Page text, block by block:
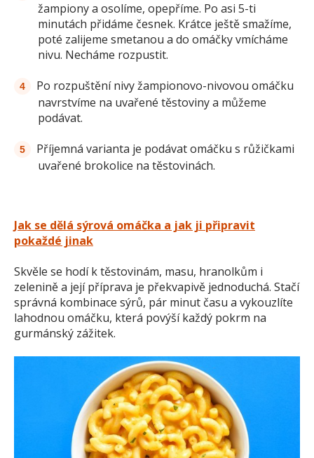
žampiony a osolíme, opepříme. Po asi 5-ti
minutách přidáme česnek. Krátce ještě smažíme,
poté zalijeme smetanou a do omáčky vmícháme
nivu. Necháme rozpustit.
Po rozpuštění nivy žampionovo-nivovou omáčku
navrstvíme na uvařené těstoviny a můžeme
podávat.
Příjemná varianta je podávat omáčku s růžičkami
uvařené brokolice na těstovinách.
Jak se dělá sýrová omáčka a jak ji připravit
pokaždé jinak
Skvěle se hodí k těstovinám, masu, hranolkům i
zelenině a její příprava je překvapivě jednoduchá. Stačí
správná kombinace sýrů, pár minut času a vykouzlíte
lahodnou omáčku, která povýší každý pokrm na
gurmánský zážitek.